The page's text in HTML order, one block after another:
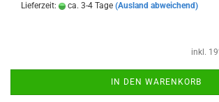
Lieferzeit: ca. 3-4 Tage (Ausland abweichend)
inkl.
IN DEN WARENKORB